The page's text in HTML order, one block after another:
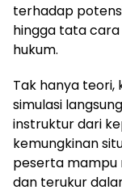
terhadap
hingga tata
hukum.
Tak hanya teori,
simulasi
instruktur dari
kemungkinan
peserta
dan terukur